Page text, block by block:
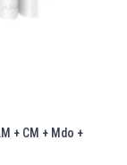
+ CM + Mdo +